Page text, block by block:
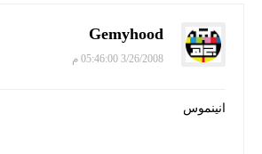
Gemyhood
3/26/2008 05:46:00 م
انينموس